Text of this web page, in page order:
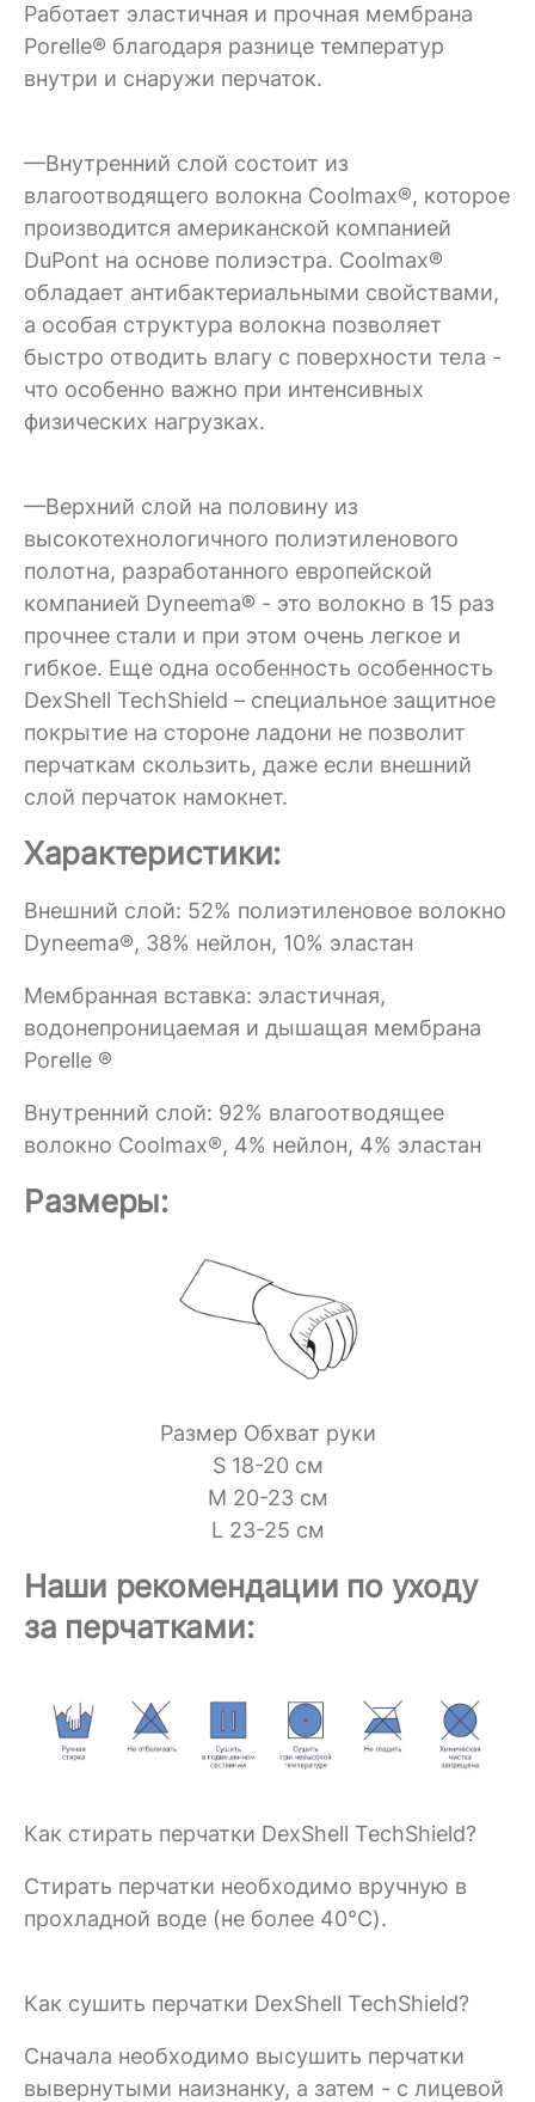
Работает эластичная и прочная мембрана
Porelle® благодаря разнице температур
внутри и снаружи перчаток.
—Внутренний слой состоит из
влагоотводящего волокна Coolmax®, которое
производится американской компанией
DuPont на основе полиэстра. Coolmax®
обладает антибактериальными свойствами,
а особая структура волокна позволяет
быстро отводить влагу с поверхности тела -
что особенно важно при интенсивных
физических нагрузках.
—Верхний слой на половину из
высокотехнологичного полиэтиленового
полотна, разработанного европейской
компанией Dyneema® - это волокно в 15 раз
прочнее стали и при этом очень легкое и
гибкое. Еще одна особенность особенность
DexShell TechShield – специальное защитное
покрытие на стороне ладони не позволит
перчаткам скользить, даже если внешний
слой перчаток намокнет.
Характеристики:
Внешний слой: 52% полиэтиленовое волокно
Dyneema®, 38% нейлон, 10% эластан
Мембранная вставка: эластичная,
водонепроницаемая и дышащая мембрана
Porelle ®
Внутренний слой: 92% влагоотводящее
волокно Coolmax®, 4% нейлон, 4% эластан
Размеры:
Размер Обхват руки
S 18-20 см
M 20-23 см
L 23-25 см
Наши рекомендации по уходу
за перчатками:
Как стирать перчатки DexShell TechShield?
Стирать перчатки необходимо вручную в
прохладной воде (не более 40°C).
Как сушить перчатки DexShell TechShield?
Сначала необходимо высушить перчатки
вывернутыми наизнанку, а затем - с лицевой